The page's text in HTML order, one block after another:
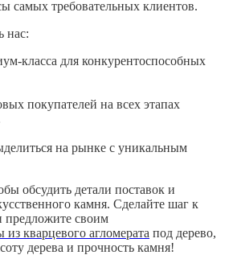
самых требовательных клиентов.
нас:
класса для конкурентоспособных
покупателей на всех этапах
на рынке с уникальным
обсудить детали поставок и
камня. Сделайте шаг к
своим
кварцевого агломерата под дерево,
дерева и прочность камня!